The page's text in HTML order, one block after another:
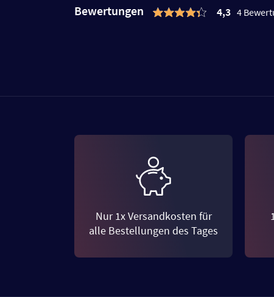
Bewertungen 4,3 4
Nur 1x Versandkosten für
alle Bestellungen des Tages